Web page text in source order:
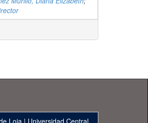
Loja | Universidad Central